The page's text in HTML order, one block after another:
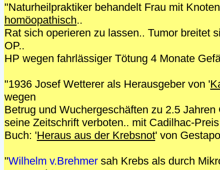
"Naturheilpraktiker behandelt Frau mit
homöopathisch..
Rat sich operieren zu lassen.. Tumor breitet
OP..
HP wegen fahrlässiger Tötung 4 Monate
"1936 Josef Wetterer als Herausgeber von '
wegen
Betrug und Wuchergeschäften zu 2.5
seine Zeitschrift verboten.. mit Cadilhac-
Buch: 'Heraus aus der Krebsnot' von
"Wilhelm v.Brehmer sah Krebs als durch